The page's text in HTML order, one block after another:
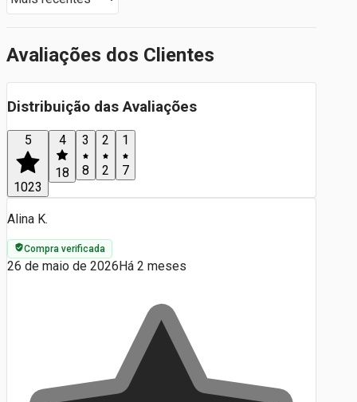
Avaliações dos Clientes
Distribuição das Avaliações
5
1023
4
18
3
8
2
2
1
7
Alina K.
Compra verificada
26 de maio de 2026 Há 2 meses